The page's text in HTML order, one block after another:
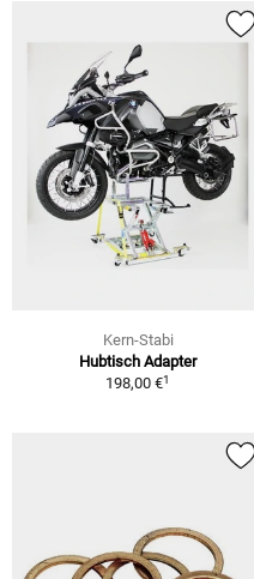
Kern-Stabi
Hubtisch Adapter
198,00 €1